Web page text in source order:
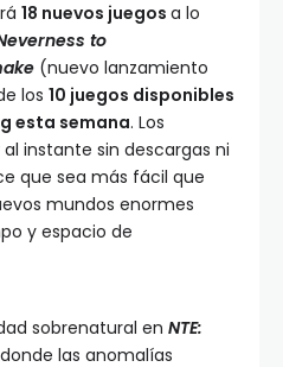
18 nuevos juegos a lo
to
(nuevo lanzamiento
los 10 juegos disponibles
esta semana. Los
instante sin descargas ni
que sea más fácil que
mundos enormes
y espacio de
sobrenatural en NTE:
las anomalías